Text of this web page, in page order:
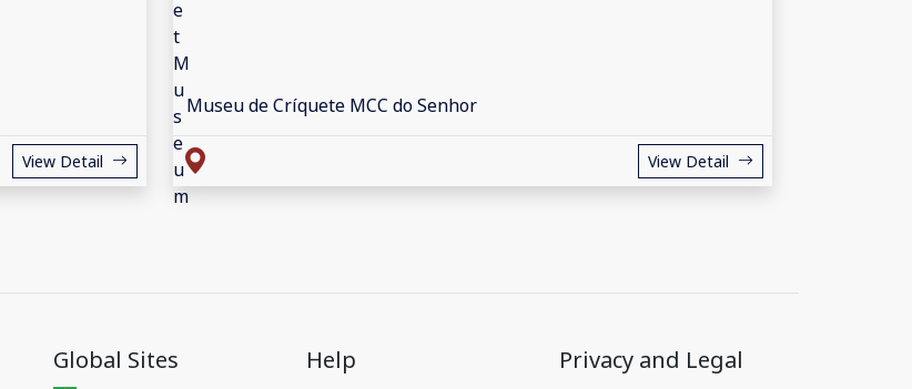
View Detail
Museu de Críquete MCC do Senhor
View Detail
Global Sites Help Privacy and Legal